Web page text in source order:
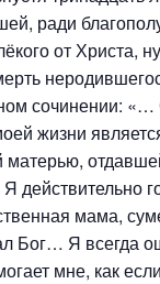
ради
от Христа,
сочинении:
жизни
действительно
мама,
Бог… Я всегда
мне, как